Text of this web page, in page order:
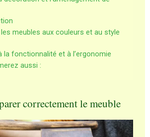
meubles aux couleurs et au style
la fonctionnalité et à l’ergonomie
aussi :
correctement le meuble